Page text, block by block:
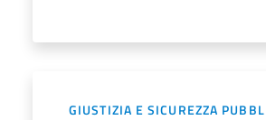
GIUSTIZIA E SICUREZZA